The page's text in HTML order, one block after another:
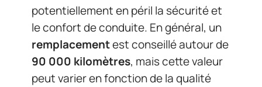
potentiellement en péril la sécurité et
le confort de conduite. En général, un
remplacementest conseillé autour de
90 000 kilomètres, mais cette valeur
peut varier en fonction de la qualité